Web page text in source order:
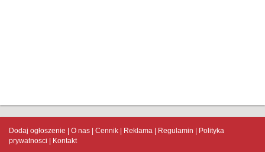
Dodaj ogłoszenie O nas Cennik Reklama Regulamin
Polityka
prywatnosci
Kontakt